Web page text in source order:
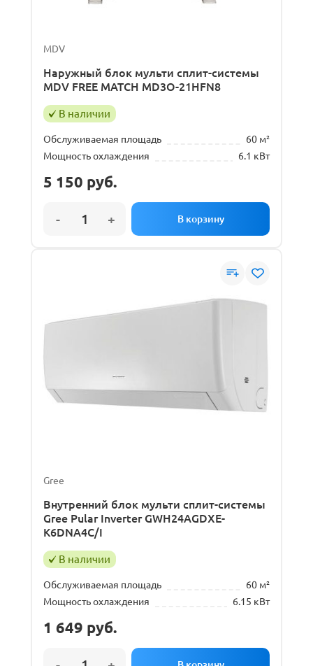
MDV
Наружный блок мульти сплит-системы
MDV FREE MATCH MD3O-21HFN8
В наличии
Обслуживаемая площадь
60 м²
Мощность охлаждения
6.1 кВт
5 150 руб.
Gree
Внутренний блок мульти сплит-системы
Gree Pular Inverter GWH24AGDXE-
K6DNA4C/I
В наличии
Обслуживаемая площадь
60 м²
Мощность охлаждения
6.15 кВт
1 649 руб.